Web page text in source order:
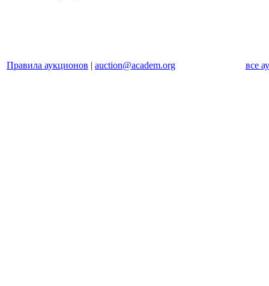
Правила аукционов | auction@academ.org все